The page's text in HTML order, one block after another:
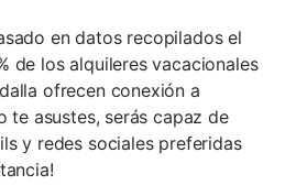
en datos recopilados el
de los alquileres vacacionales
ofrecen conexión a
te asustes, serás capaz de
y redes sociales preferidas